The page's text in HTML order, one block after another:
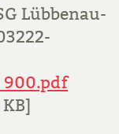
Lübbenau-